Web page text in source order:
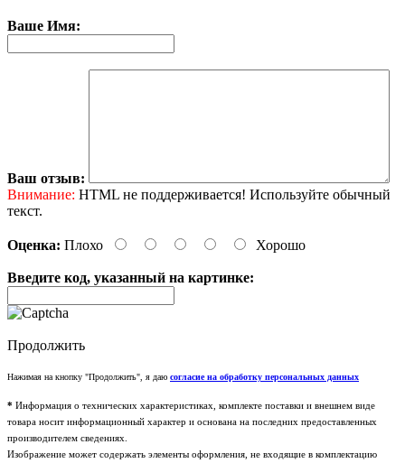
Ваше Имя:
Ваш отзыв:
Внимание: HTML не поддерживается! Используйте обычный
текст.
Оценка: Плохо Хорошо
Введите код, указанный на картинке:
Продолжить
Нажимая на кнопку "Продолжить", я даю согласие на обработку персональных данных
* Информация о технических характеристиках, комплекте поставки и внешнем виде
товара носит информационный характер и основана на последних предоставленных
производителем сведениях.
Изображение может содержать элементы оформления, не входящие в комплектацию